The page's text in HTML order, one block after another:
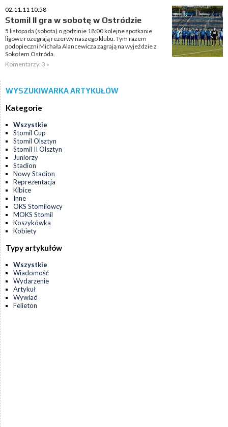
02.11.11 10:58
Stomil II gra w sobotę w Ostródzie
5 listopada (sobota) o godzinie 18:00 kolejne spotkanie
ligowe rozegrają rezerwy naszego klubu. Tym razem
podopieczni Michała Alancewicza zagrają na wyjeździe z
Sokołem Ostróda.
Komentarzy: 3 »
WYSZUKIWARKA ARTYKUŁÓW
Kategorie
Wszystkie
Stomil Cup
Stomil Olsztyn
Stomil II Olsztyn
Juniorzy
Stadion
Nowy Stadion
Reprezentacja
Kibice
Inne
OKS Stomilowcy
MOKS Stomil
Koszykówka
Kobiety
Typy artykułów
Wszystkie
Wiadomość
Wydarzenie
Artykuł
Wywiad
Felieton